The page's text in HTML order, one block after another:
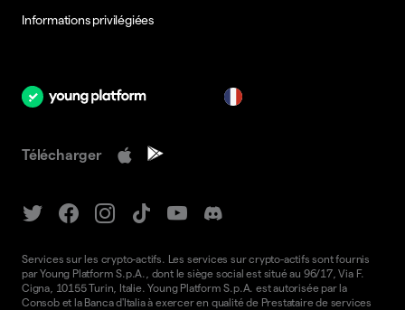
Informations privilégiées
Télécharger
Services sur les crypto-actifs. Les services sur crypto-actifs sont fournis
par Young Platform S.p.A., dont le siège social est situé au 96/17, Via F.
Cigna, 10155 Turin, Italie. Young Platform S.p.A. est autorisée par la
Consob et la Banca d'Italia à exercer en qualité de Prestataire de services